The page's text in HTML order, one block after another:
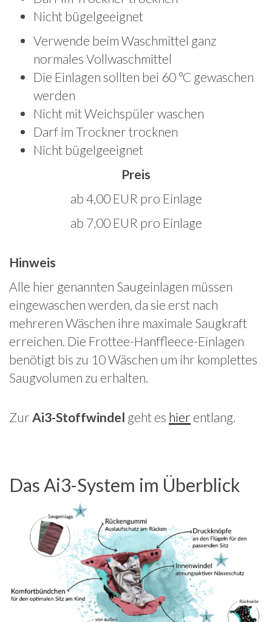
Nicht bügelgeeignet
Verwende beim Waschmittel ganz
normales Vollwaschmittel
Die Einlagen sollten bei 60 °C gewaschen
werden
Nicht mit Weichspüler waschen
Darf im Trockner trocknen
Nicht bügelgeeignet
Preis
ab 4,00 EUR pro Einlage
ab 7,00 EUR pro Einlage
Hinweis
Alle hier genannten Saugeinlagen müssen
eingewaschen werden, da sie erst nach
mehreren Wäschen ihre maximale Saugkraft
erreichen. Die Frottee-Hanffleece-Einlagen
benötigt bis zu 10 Wäschen um ihr komplettes
Saugvolumen zu erhalten.
Zur Ai3-Stoffwindel geht es hier entlang.
Das Ai3-System im Überblick